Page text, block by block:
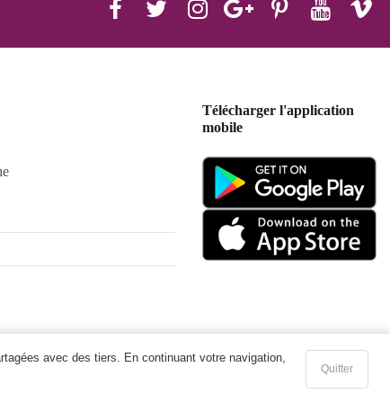
avec des tiers. En continuant votre navigation,
Quitter
Télécharger l'application
mobile